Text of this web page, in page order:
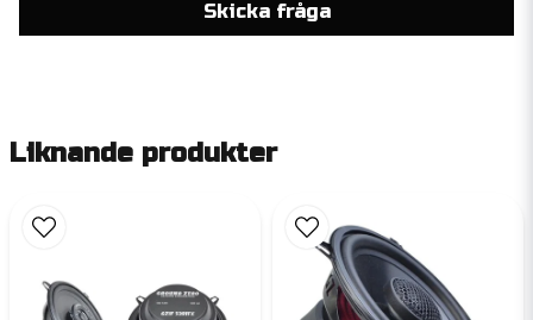
Skicka fråga
Liknande produkter